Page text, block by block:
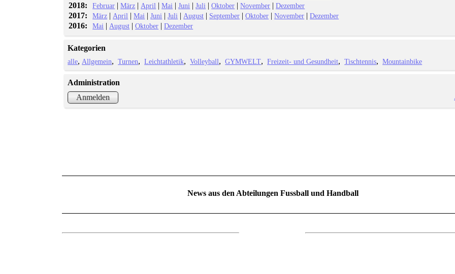
2018: Februar |März | April |Mai |Juni |Juli |Oktober |November |Dezember
2017: März | April |Mai |Juni |Juli | August | September |Oktober |November |Dezember
2016: Mai | August |Oktober |Dezember
Kategorien
alle Allgemein Turnen Leichtathletik Volleyball GYMWELT Freizeit- und Gesundheit Tischtennis Mountainbike
Administration
Anmelden
News aus den Abteilungen Fussball und Handball